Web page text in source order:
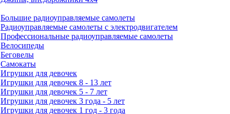
Большие радиоуправляемые самолеты
Радиоуправляемые самолеты с электродвигателем
Профессиональные радиоуправляемые самолеты
Велосипеды
Беговелы
Самокаты
Игрушки для девочек
Игрушки для девочек 8 - 13 лет
Игрушки для девочек 5 - 7 лет
Игрушки для девочек 3 года - 5 лет
Игрушки для девочек 1 год - 3 года